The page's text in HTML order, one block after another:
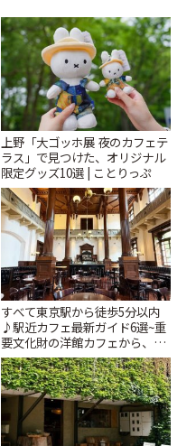
上野「大ゴッホ展 夜のカフェテ
ラス」で見つけた、オリジナル
限定グッズ10選 | ことりっぷ
すべて東京駅から徒歩5分以内
♪駅近カフェ最新ガイド6選~重
要文化財の洋館カフェから、改
札すぐのレトロ喫茶まで~ | こと
りっぷ